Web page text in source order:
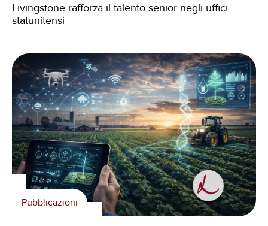
Livingstone rafforza il talento senior negli uffici
statunitensi
Pubblicazioni